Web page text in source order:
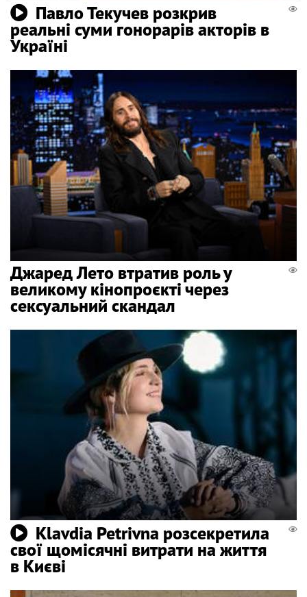
Павло Текучев розкрив
реальні суми гонорарів акторів в
Україні
Джаред Лето втратив роль у
великому кінопроєкті через
сексуальний скандал
Klavdia Petrivna розсекретила
свої щомісячні витрати на життя
в Києві